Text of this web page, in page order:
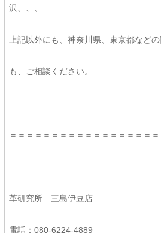
沢、、、
上記以外にも、神奈川県、東京都など
も、ご相談ください。
＝＝＝＝＝＝＝＝＝＝＝＝＝＝＝＝＝＝
革研究所 三島伊豆店
電話：080-6224-4889